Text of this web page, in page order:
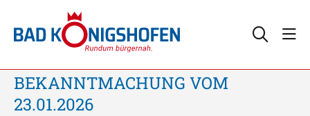
BEKANNTMACHUNG VOM
23.01.2026